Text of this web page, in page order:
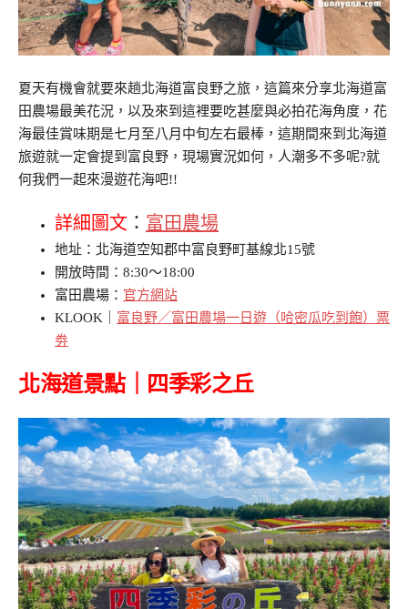
夏天有機會就要來趟北海道富良野之旅，這篇來分享北海道富
田農場最美花況，以及來到這裡要吃甚麼與必拍花海角度，花
海最佳賞味期是七月至八月中旬左右最棒，這期間來到北海道
旅遊就一定會提到富良野，現場實況如何，人潮多不多呢?就
何我們一起來漫遊花海吧!!
詳細圖文 ： 富田農場
地址：北海道空知郡中富良野町基線北15號
開放時間：8:30～18:00
富田農場： 官方網站
KLOOK｜ 富良野／富田農場一日遊（哈密瓜吃到飽）票
劵
北海道景點｜ 四季彩之丘